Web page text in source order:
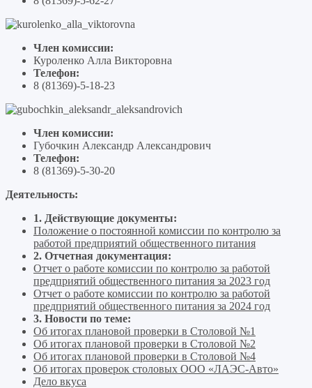
Член комиссии:
Куроленко Алла Викторовна
Телефон:
8 (81369)-5-18-23
Член комиссии:
Губочкин Александр Александрович
Телефон:
8 (81369)-5-30-20
Деятельность:
1. Действующие документы:
Положение о постоянной комиссии по контролю за
работой предприятий общественного питания
2. Отчетная документация:
Отчет о работе комиссии по контролю за работой
предприятий общественного питания за 2023 год
Отчет о работе комиссии по контролю за работой
предприятий общественного питания за 2024 год
3. Новости по теме:
Об итогах плановой проверки в Столовой №1
Об итогах плановой проверки в Столовой №2
Об итогах плановой проверки в Столовой №4
Об итогах проверок столовых ООО «ЛАЭС-Авто»
Дело вкуса